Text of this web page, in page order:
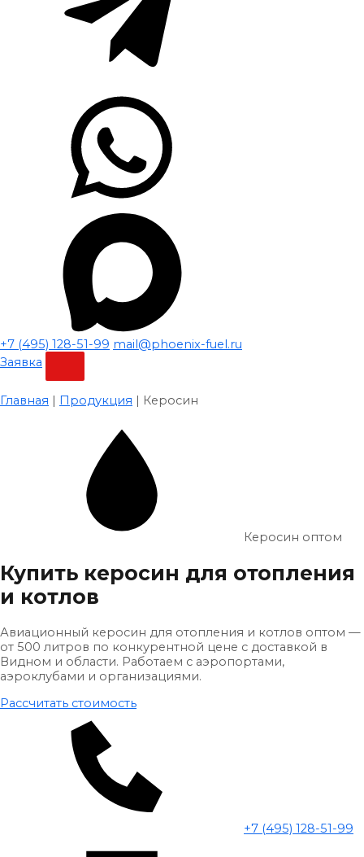
+7 (495) 128-51-99 mail@phoenix-fuel.ru
Заявка
Главная | Продукция | Керосин
Керосин оптом
Купить керосин для отопления
и котлов
Авиационный керосин для отопления и котлов оптом —
от 500 литров по конкурентной цене с доставкой в
Видном и области. Работаем с аэропортами,
аэроклубами и организациями.
Рассчитать стоимость
+7 (495) 128-51-99